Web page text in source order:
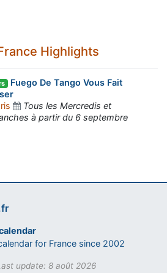
Highlights
Fuego De Tango Vous Fait
Tous les Mercredis et
à partir du 6 septembre
for France since 2002
update: 8 août 2026